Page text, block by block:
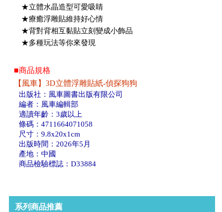
★立體水晶造型可愛吸睛
★療癒浮雕貼維持好心情
★背對背相互黏貼立刻變成小飾品
★多種玩法等你來發現
■商品規格
【風車】3D立體浮雕貼紙-偵探狗狗
出版社：風車圖書出版有限公司
編者：風車編輯部
適讀年齡：3歲以上
條碼：4711664071058
尺寸：9.8x20x1cm
出版時間：2026年5月
產地：中國
商品檢驗標誌：D33884
系列商品推薦